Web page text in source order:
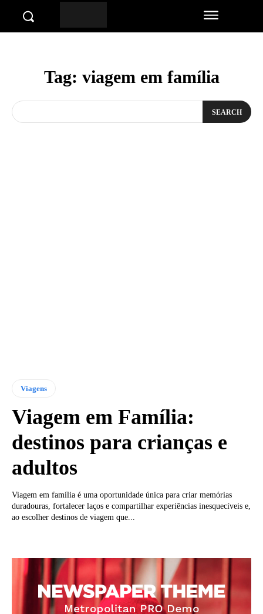
Tag: viagem em família
SEARCH
Viagens
Viagem em Família:
destinos para crianças e
adultos
Viagem em família é uma oportunidade única para criar memórias
duradouras, fortalecer laços e compartilhar experiências inesquecíveis e,
ao escolher destinos de viagem que...